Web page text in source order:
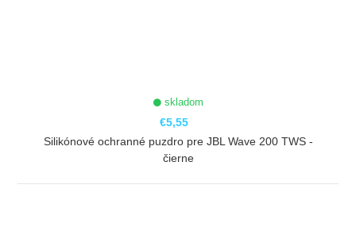
skladom
€5,55
Silikónové ochranné puzdro pre JBL Wave 200 TWS -
čierne